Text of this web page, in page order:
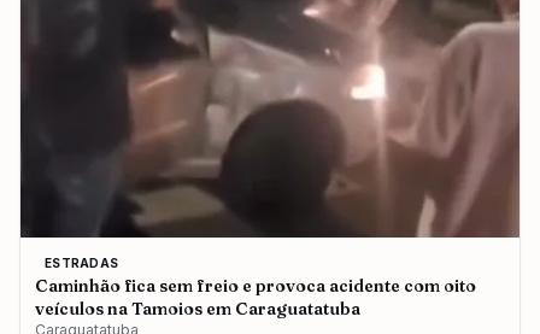
ESTRADAS
Caminhão fica sem freio e provoca acidente com oito
veículos na Tamoios em Caraguatatuba
Caraguatatuba